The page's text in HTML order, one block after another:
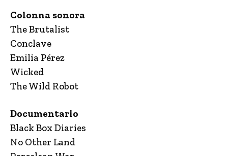
Colonna sonora
The Brutalist
Conclave
Emilia Pérez
Wicked
The Wild Robot
Documentario
Black Box Diaries
No Other Land